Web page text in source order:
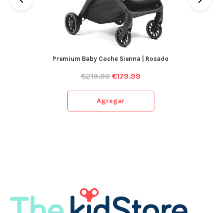
Premium Baby Coche Sienna | Rosado
€219.99 €179.99
Agregar